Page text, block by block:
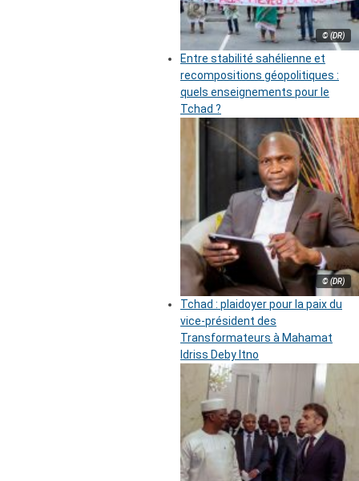
© (DR)
Entre stabilité sahélienne et
recompositions géopolitiques :
quels enseignements pour le
Tchad ?
© (DR)
Tchad : plaidoyer pour la paix du
vice-président des
Transformateurs à Mahamat
Idriss Deby Itno